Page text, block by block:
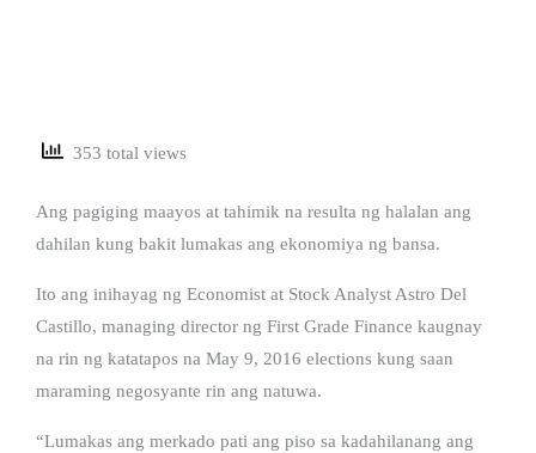
353 total views
Ang pagiging maayos at tahimik na resulta ng halalan ang
dahilan kung bakit lumakas ang ekonomiya ng bansa.
Ito ang inihayag ng Economist at Stock Analyst Astro Del
Castillo, managing director ng First Grade Finance kaugnay
na rin ng katatapos na May 9, 2016 elections kung saan
maraming negosyante rin ang natuwa.
“Lumakas ang merkado pati ang piso sa kadahilanang ang